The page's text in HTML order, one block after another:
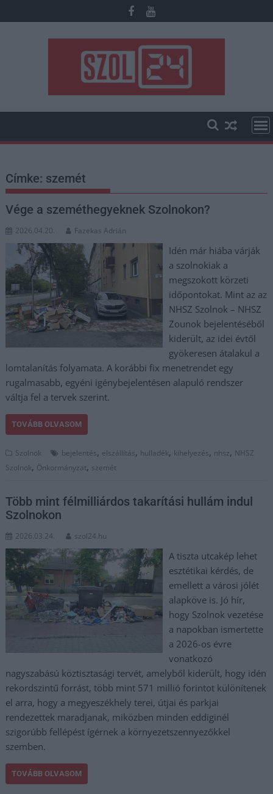
to
Címke: szemét
Vége a szeméthegyeknek Szolnokon?
2026.04.20. Fazekas Adrián
Idén már hiába várják
a szolnokiak a
megszokott körzeti
időpontokat. Mint az az
NHSZ Szolnok – NHSZ
Zounok bejelentéséből
kiderült, az idei évtől
gyökeresen átalakul a
lomtalanítás folyamata. A korábbi fix menetrendet egy
rugalmasabb, egyéni igénybejelentésen alapuló rendszer
váltja fel a tervek szerint.
TOVÁBB OLVASOM
Szolnok bejelentés, elszállítás, hulladék, kihelyezés, nhsz, NHSZ
Szolnok, Önkormányzat, szemét
Több mint félmilliárdos takarítási hullám indul
Szolnokon
2026.03.24. szol24.hu
A tiszta utcakép lehet
esztétikai kérdés, de
emellett a városi jólét
alapköve is. Jó hír,
hogy Szolnok vezetése
a napokban ismertette
a 2026-os évre
vonatkozó
nagyszabású köztisztasági tervét, amelyből kiderült, hogy idén
rekordszintű forrást, több mint 571 millió forintot különítenek
el arra, hogy a megyeszékhely terei, útjai és parkjai
rendezettek maradjanak, miközben minden eddiginél
szigorúbb fellépést ígérnek a környezetszennyezőkkel
szemben.
TOVÁBB OLVASOM